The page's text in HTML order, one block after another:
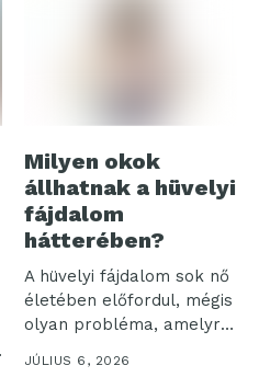
Milyen okok
állhatnak a hüvelyi
fájdalom
hátterében?
A hüvelyi fájdalom sok nő
életében előfordul, mégis
olyan probléma, amelyről
sokan...
JÚLIUS 6, 2026